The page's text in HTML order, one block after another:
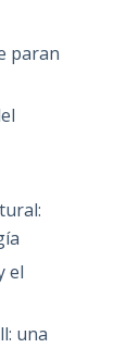
paran
el
una